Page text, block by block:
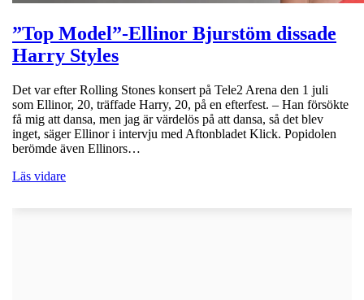
”Top Model”-Ellinor Bjurstöm dissade
Harry Styles
Det var efter Rolling Stones konsert på Tele2 Arena den 1 juli
som Ellinor, 20, träffade Harry, 20, på en efterfest. – Han försökte
få mig att dansa, men jag är värdelös på att dansa, så det blev
inget, säger Ellinor i intervju med Aftonbladet Klick. Popidolen
berömde även Ellinors…
Läs vidare